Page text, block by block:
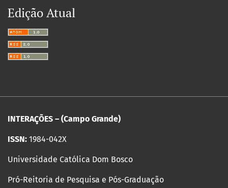
Edição Atual
INTERAÇÕES – (Campo Grande)
ISSN: 1984-042X
Universidade Católica Dom Bosco
Pró-Reitoria de Pesquisa e Pós-Graduação